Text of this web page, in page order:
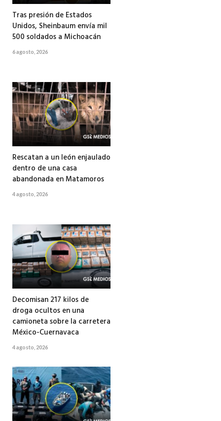
Tras presión de Estados
Unidos, Sheinbaum envía mil
500 soldados a Michoacán
6 agosto, 2026
Rescatan a un león enjaulado
dentro de una casa
abandonada en Matamoros
4 agosto, 2026
Decomisan 217 kilos de
droga ocultos en una
camioneta sobre la carretera
México-Cuernavaca
4 agosto, 2026